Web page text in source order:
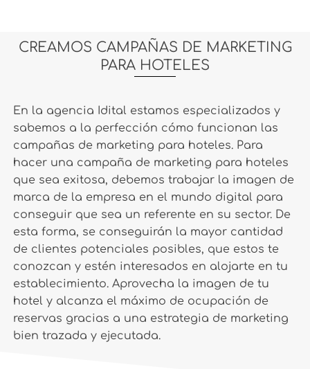
CREAMOS CAMPAÑAS DE MARKETING
PARA HOTELES
En la agencia Idital estamos especializados y
sabemos a la perfección cómo funcionan las
campañas de marketing para hoteles. Para
hacer una campaña de marketing para hoteles
que sea exitosa, debemos trabajar la imagen de
marca de la empresa en el mundo digital para
conseguir que sea un referente en su sector. De
esta forma, se conseguirán la mayor cantidad
de clientes potenciales posibles, que estos te
conozcan y estén interesados en alojarte en tu
establecimiento. Aprovecha la imagen de tu
hotel y alcanza el máximo de ocupación de
reservas gracias a una estrategia de marketing
bien trazada y ejecutada.